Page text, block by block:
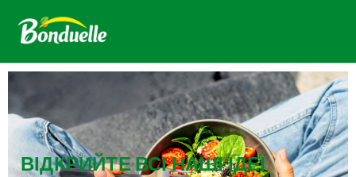
ВІДКРИЙТЕ ВСІ НАШІ ІДЕЇ